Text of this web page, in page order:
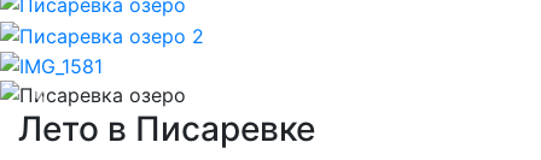
Previous
Лето в Писаревке